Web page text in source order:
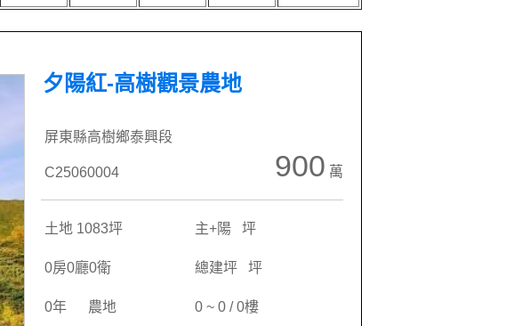
夕陽紅-高樹觀景農地
屏東縣高樹鄉泰興段
C25060004 900 萬
土地 1083坪
0房0廳0衛
0年 農地
主+陽 坪
總建坪 坪
0 ~ 0 / 0樓